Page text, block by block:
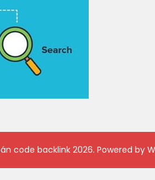
code backlink2026. Powered by